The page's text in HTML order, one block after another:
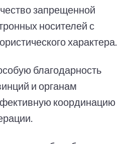
запрещенной
носителей с
характера.
благодарность
и органам
координацию